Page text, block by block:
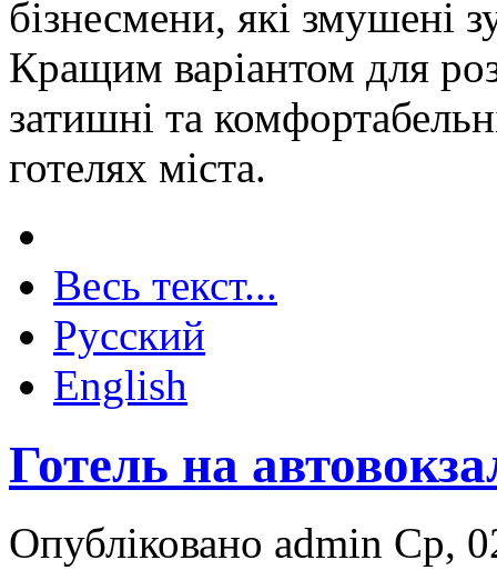
бізнесмени, які змушені
Кращим варіантом для
затишні та
готелях міста.
Весь текст...
Русский
English
Готель на
Опубліковано admin Ср,